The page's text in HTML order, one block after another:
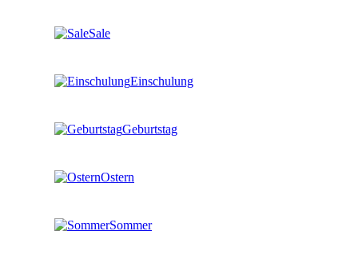
Sale
Einschulung
Geburtstag
Ostern
Sommer